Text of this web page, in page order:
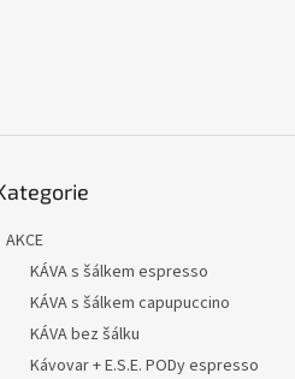
AKCE
KÁVA s šálkem espresso
KÁVA s šálkem capupuccino
KÁVA bez šálku
Kávovar + E.S.E. PODy espresso